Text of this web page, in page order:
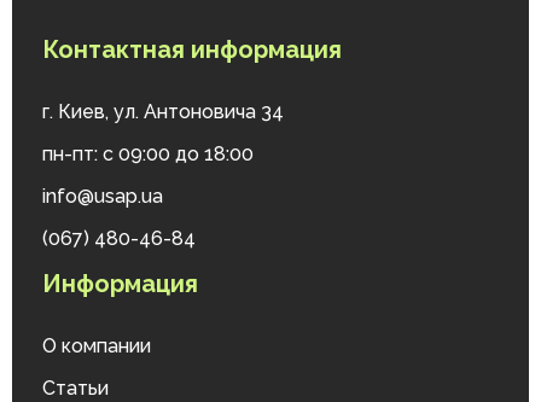
Контактная информация
г. Киев, ул. Антоновича 34
пн-пт: с 09:00 до 18:00
info@usap.ua
(067) 480-46-84
Информация
О компании
Статьи